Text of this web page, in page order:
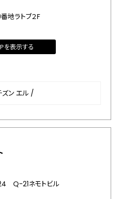
地ラトブ２F
を表示する
ズン エル /
Q-21ネモトビル